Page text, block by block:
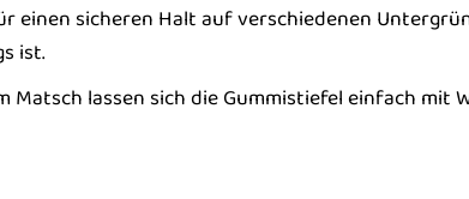
sicheren Halt auf verschiedenen
ist.
Matsch lassen sich die Gummistiefel einfach mit